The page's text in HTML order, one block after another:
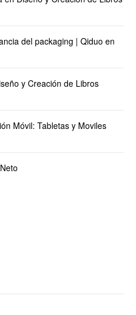
del packaging | Qiduo en
y Creación de Libros
Móvil: Tabletas y Moviles